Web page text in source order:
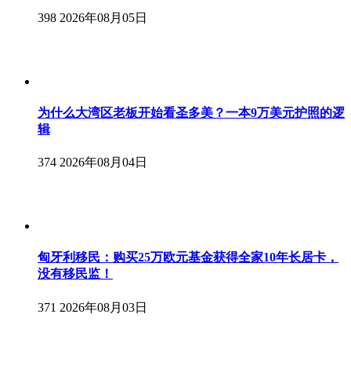
398 2026年08月05日
为什么大湾区老板开始看圣多美？一本9万美元护照的逻
辑
374 2026年08月04日
匈牙利移民：购买25万欧元基金获得全家10年长居卡，
没有移民监！
371 2026年08月03日